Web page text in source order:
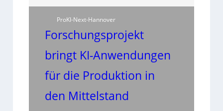
ProKI-Next-Hannover
Forschungsprojekt
bringt KI-Anwendungen
für die Produktion in
den Mittelstand